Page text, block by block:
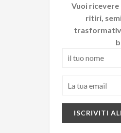
Vuoi
ritiri,